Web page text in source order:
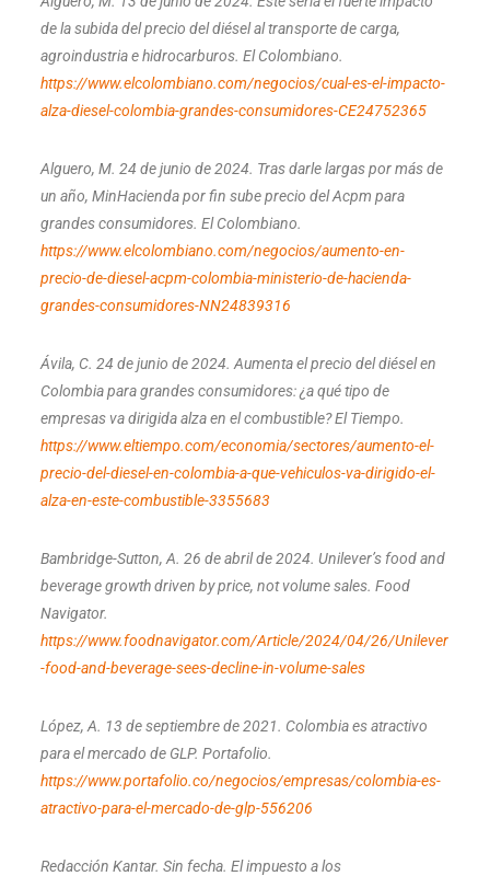
de la subida del precio del diésel al transporte de carga,
agroindustria e hidrocarburos. El Colombiano.
https://www.elcolombiano.com/negocios/cual-es-el-impacto-
alza-diesel-colombia-grandes-consumidores-CE24752365
Alguero, M. 24 de junio de 2024. Tras darle largas por más de
un año, MinHacienda por fin sube precio del Acpm para
grandes consumidores. El Colombiano.
https://www.elcolombiano.com/negocios/aumento-en-
precio-de-diesel-acpm-colombia-ministerio-de-hacienda-
grandes-consumidores-NN24839316
Ávila, C. 24 de junio de 2024. Aumenta el precio del diésel en
Colombia para grandes consumidores: ¿a qué tipo de
empresas va dirigida alza en el combustible? El Tiempo.
https://www.eltiempo.com/economia/sectores/aumento-el-
precio-del-diesel-en-colombia-a-que-vehiculos-va-dirigido-el-
alza-en-este-combustible-3355683
Bambridge-Sutton, A. 26 de abril de 2024. Unilever’s food and
beverage growth driven by price, not volume sales. Food
Navigator.
https://www.foodnavigator.com/Article/2024/04/26/Unilever
-food-and-beverage-sees-decline-in-volume-sales
López, A. 13 de septiembre de 2021. Colombia es atractivo
para el mercado de GLP. Portafolio.
https://www.portafolio.co/negocios/empresas/colombia-es-
atractivo-para-el-mercado-de-glp-556206
Redacción Kantar. Sin fecha. El impuesto a los